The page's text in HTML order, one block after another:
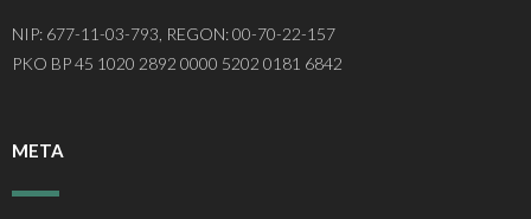
NIP: 677-11-03-793, REGON: 00-70-22-157
PKO BP 45 1020 2892 0000 5202 0181 6842
META